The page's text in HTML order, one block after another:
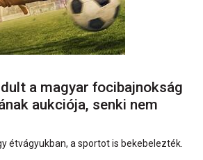
a magyar focibajnokság
aukciója, senki nem
étvágyukban, a sportot is bekebelezték.